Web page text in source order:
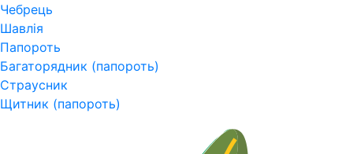
Чебрець
Шавлія
Папороть
Багаторядник (папороть)
Страусник
Щитник (папороть)